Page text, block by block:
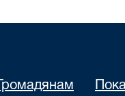
Громадянам